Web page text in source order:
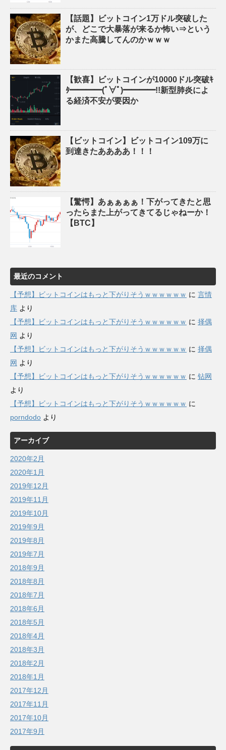
【話題】ビットコイン1万ドル突破した
が、どこで大暴落が来るか怖い⇒という
かまた高騰してんのかｗｗｗ
【歓喜】ビットコインが10000ドル突破ｷ
ﾀ━━━━(ﾟ∀ﾟ)━━━━!!新型肺炎によ
る経済不安が要因か
【ビットコイン】ビットコイン109万に
到達きたああああ！！！
【驚愕】あぁぁぁぁ！下がってきたと思
ったらまた上がってきてるじゃねーか！
【BTC】
最近のコメント
【予想】ビットコインはもっと下がりそうｗｗｗｗｗｗ に 言情
库 より
【予想】ビットコインはもっと下がりそうｗｗｗｗｗｗ に 择偶
网 より
【予想】ビットコインはもっと下がりそうｗｗｗｗｗｗ に 择偶
网 より
【予想】ビットコインはもっと下がりそうｗｗｗｗｗｗ に 钻网
より
【予想】ビットコインはもっと下がりそうｗｗｗｗｗｗ に
porndodo より
アーカイブ
2020年2月
2020年1月
2019年12月
2019年11月
2019年10月
2019年9月
2019年8月
2019年7月
2018年9月
2018年8月
2018年7月
2018年6月
2018年5月
2018年4月
2018年3月
2018年2月
2018年1月
2017年12月
2017年11月
2017年10月
2017年9月